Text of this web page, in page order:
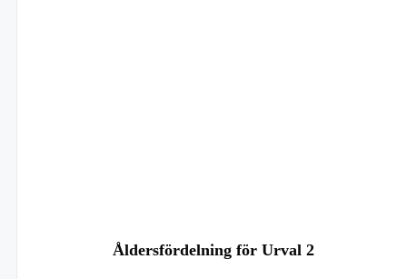
Åldersfördelning för Urval 2